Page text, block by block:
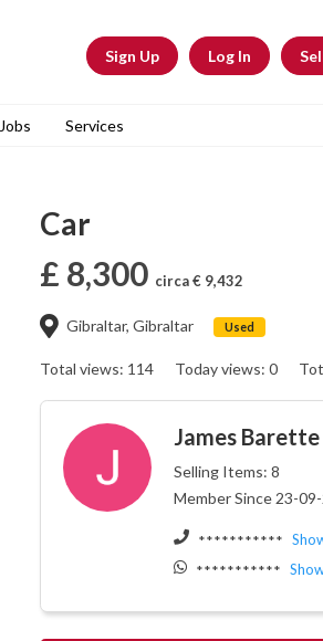
Sign Up Log In
Jobs Services
Car
£ 8,300 circa € 9,432
Gibraltar, Gibraltar Used
Total views: 114 Today views: 0
James Barette
Selling Items: 8
Member Since 23-
***********
***********